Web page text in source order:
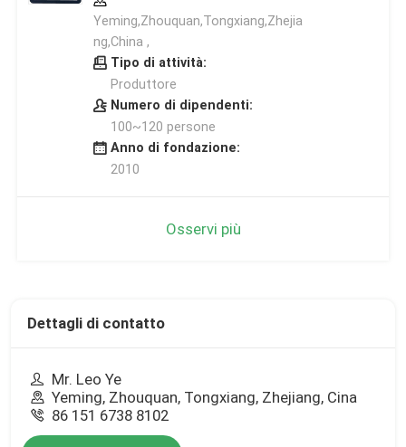
Yeming,Zhouquan,Tongxiang,Zhejia
ng,China ,
Tipo di attività:
Produttore
Numero di dipendenti:
100~120 persone
Anno di fondazione:
2010
Osservi più
Dettagli di contatto
Mr. Leo Ye
Yeming, Zhouquan, Tongxiang, Zhejiang, Cina
86 151 6738 8102